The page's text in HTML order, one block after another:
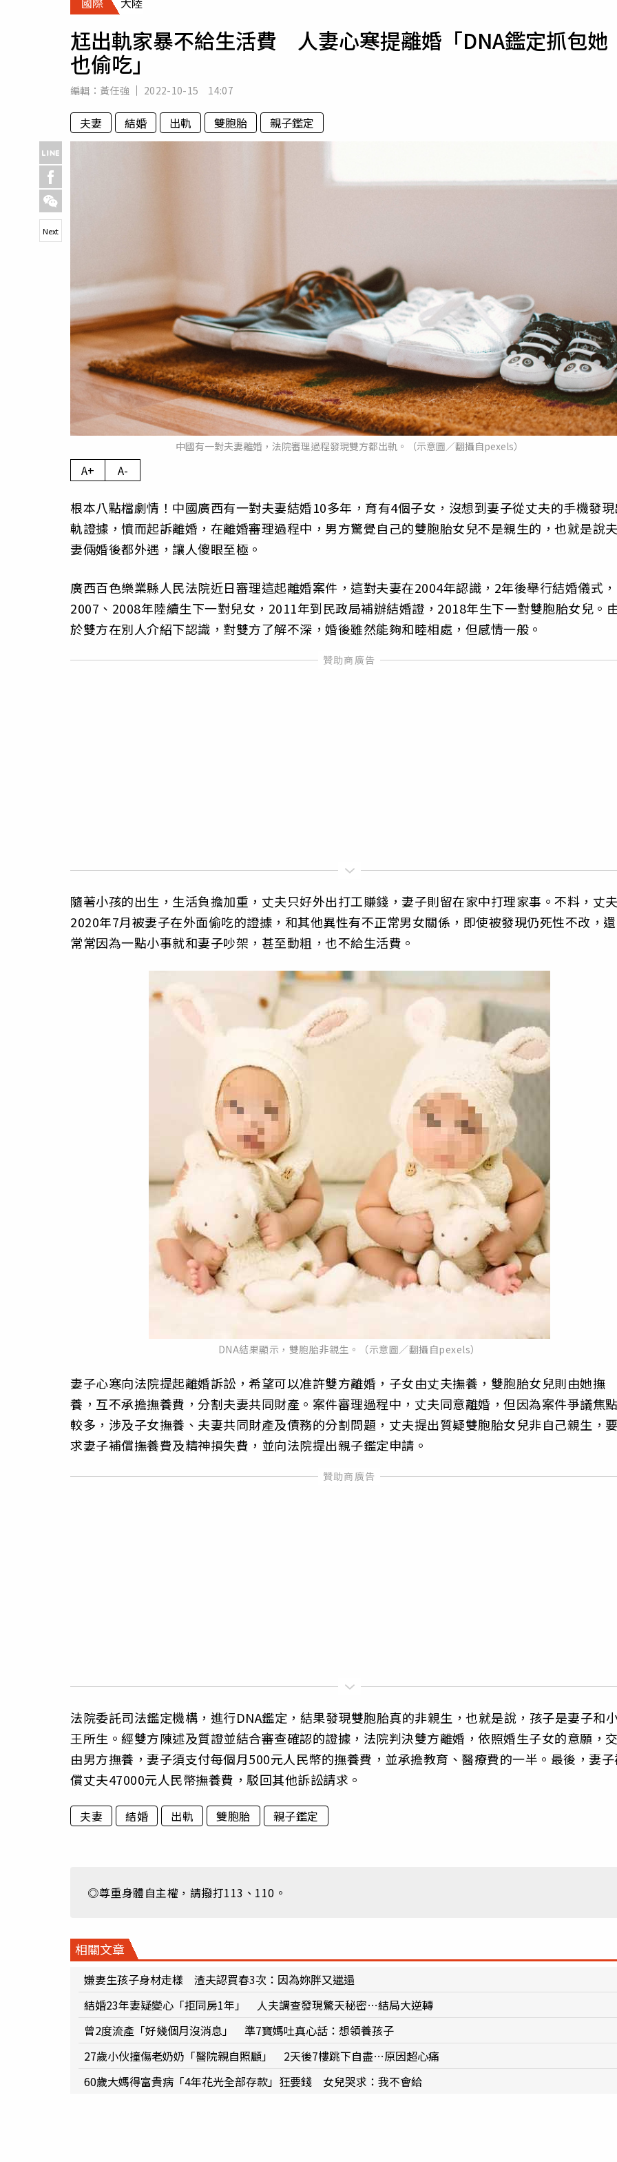
專欄
運勢
尪出軌家暴不給生活費 人妻心寒提離婚「DNA鑑定抓包她
也偷吃」
編輯： 黃任強 2022-10-15 14:07
夫妻 結婚 出軌 雙胞胎 親子鑑定
中國有一對夫妻離婚，法院審理過程發現雙方都出軌。（示意圖／翻攝自pexels）
Next
A+ A-
根本八點檔劇情！中國廣西有一對夫妻結婚10多年，育有4個子女，沒想到妻子從丈夫的手機發
軌證據，憤而起訴離婚，在離婚審理過程中，男方驚覺自己的雙胞胎女兒不是親生的，也就是說
妻倆婚後都外遇，讓人傻眼至極。
廣西百色樂業縣人民法院近日審理這起離婚案件，這對夫妻在2004年認識，2年後舉行結婚儀式，
2007、2008年陸續生下一對兒女，2011年到民政局補辦結婚證，2018年生下一對雙胞胎女兒。
於雙方在別人介紹下認識，對雙方了解不深，婚後雖然能夠和睦相處，但感情一般。
隨著小孩的出生，生活負擔加重，丈夫只好外出打工賺錢，妻子則留在家中打理家事。不料，丈
2020年7月被妻子在外面偷吃的證據，和其他異性有不正常男女關係，即使被發現仍死性不改，還
常常因為一點小事就和妻子吵架，甚至動粗，也不給生活費。
DNA結果顯示，雙胞胎非親生。（示意圖／翻攝自pexels）
妻子心寒向法院提起離婚訴訟，希望可以准許雙方離婚，子女由丈夫撫養，雙胞胎女兒則由她撫
養，互不承擔撫養費，分割夫妻共同財產。案件審理過程中，丈夫同意離婚，但因為案件爭議焦
較多，涉及子女撫養、夫妻共同財產及債務的分割問題，丈夫提出質疑雙胞胎女兒非自己親生，
求妻子補償撫養費及精神損失費，並向法院提出親子鑑定申請。
法院委託司法鑑定機構，進行DNA鑑定，結果發現雙胞胎真的非親生，也就是說，孩子是妻子和
王所生。經雙方陳述及質證並結合審查確認的證據，法院判決雙方離婚，依照婚生子女的意願，
由男方撫養，妻子須支付每個月500元人民幣的撫養費，並承擔教育、醫療費的一半。最後，妻
償丈夫47000元人民幣撫養費，駁回其他訴訟請求。
夫妻 結婚 出軌 雙胞胎 親子鑑定
◎尊重身體自主權，請撥打113、110。
相關文章
嫌妻生孩子身材走樣 渣夫認買春3次：因為妳胖又邋遢
結婚23年妻疑變心「拒同房1年」 人夫調查發現驚天秘密…結局大逆轉
曾2度流產「好幾個月沒消息」 準7寶媽吐真心話：想領養孩子
27歲小伙撞傷老奶奶「醫院親自照顧」 2天後7樓跳下自盡…原因超心痛
60歲大媽得富貴病「4年花光全部存款」狂要錢 女兒哭求：我不會給